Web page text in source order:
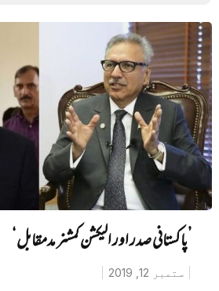
’پاکستانی صدر اور الیکشن کمشنر مدمقابل‘
ستمبر 12, 2019